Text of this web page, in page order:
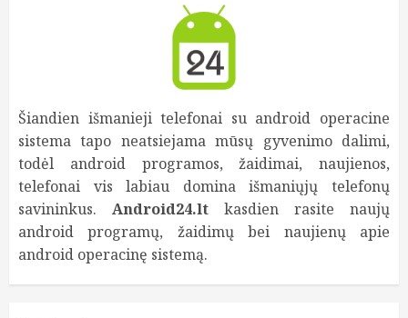
Šiandien išmanieji telefonai su android operacine
sistema tapo neatsiejama mūsų gyvenimo dalimi,
todėl android programos, žaidimai, naujienos,
telefonai vis labiau domina išmaniųjų telefonų
savininkus. Android24.lt kasdien rasite naujų
android programų, žaidimų bei naujienų apie
android operacinę sistemą.